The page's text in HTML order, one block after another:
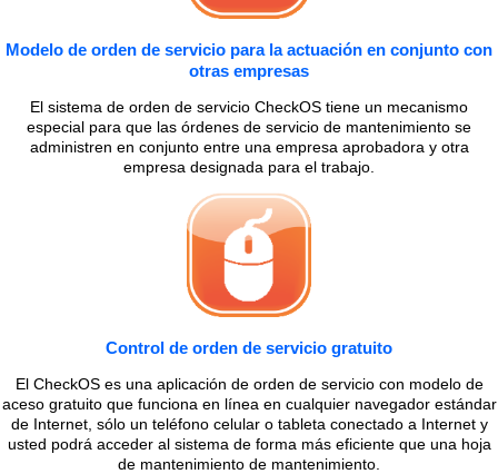
Modelo de orden de servicio para la actuación en conjunto con
otras empresas
El sistema de orden de servicio CheckOS tiene un mecanismo
especial para que las órdenes de servicio de mantenimiento se
administren en conjunto entre una empresa aprobadora y otra
empresa designada para el trabajo.
Control de orden de servicio gratuito
El CheckOS es una aplicación de orden de servicio con modelo de
aceso gratuito que funciona en línea en cualquier navegador estándar
de Internet, sólo un teléfono celular o tableta conectado a Internet y
usted podrá acceder al sistema de forma más eficiente que una hoja
de mantenimiento de mantenimiento.